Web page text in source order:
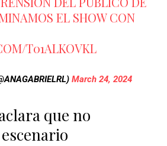
EL SHOW CON
T01ALKOVKL
March 24, 2024
que no